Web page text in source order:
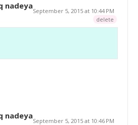
nadeya
September 5, 2015 at 10:44 PM
delete
nadeya
September 5, 2015 at 10:46 PM